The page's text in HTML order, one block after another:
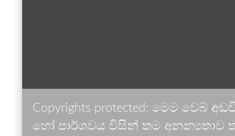
Copyrights protected: මෙම
හෝ පාර්ශවය විසින් තම අනන්‍යතාව